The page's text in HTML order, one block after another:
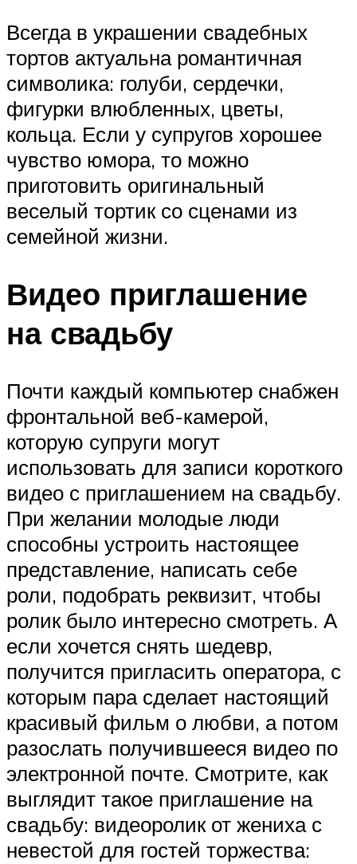
Всегда в украшении свадебных
тортов актуальна романтичная
символика: голуби, сердечки,
фигурки влюбленных, цветы,
кольца. Если у супругов хорошее
чувство юмора, то можно
приготовить оригинальный
веселый тортик со сценами из
семейной жизни.
Видео приглашение
на свадьбу
Почти каждый компьютер снабжен
фронтальной веб-камерой,
которую супруги могут
использовать для записи короткого
видео с приглашением на свадьбу.
При желании молодые люди
способны устроить настоящее
представление, написать себе
роли, подобрать реквизит, чтобы
ролик было интересно смотреть. А
если хочется снять шедевр,
получится пригласить оператора, с
которым пара сделает настоящий
красивый фильм о любви, а потом
разослать получившееся видео по
электронной почте. Смотрите, как
выглядит такое приглашение на
свадьбу: видеоролик от жениха с
невестой для гостей торжества: